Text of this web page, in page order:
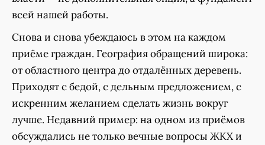
всей нашей работы.
Снова и снова убеждаюсь в этом на каждом
приёме граждан. География обращений широка:
от областного центра до отдалённых деревень.
Приходят с бедой, с дельным предложением, с
искренним желанием сделать жизнь вокруг
лучше. Недавний пример: на одном из приёмов
обсуждались не только вечные вопросы ЖКХ и